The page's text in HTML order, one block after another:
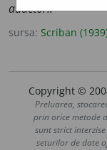
aductorĭ.
sursa: Scriban
Copyright ©
Preluarea,
prin orice metode
sunt strict
seturilor de date